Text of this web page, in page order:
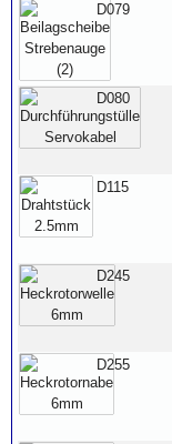
D079
D080
D115
D245
D255